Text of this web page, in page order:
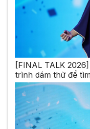
[FINAL TALK
trình dám thử để